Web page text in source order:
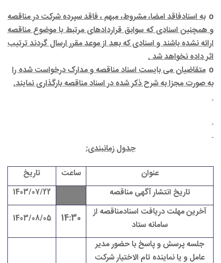
o به اسنادفاقد امضا، مشروط، مبهم ، فاقد سپرده شرکت در مناقصه
و همچنین اسنادی که سوابق قراردادهای مرتبط با موضوع مناقصه
ارائه نشده باشند و اسنادی که بعد از موعد مقرر ارسال گردند ترتیب
اثر داده نخواهد شد .
o متقاضیان می بایست اسناد مناقصه و مدارک درخواست شده را
به صورت مجزا به شرح ذکر شده در اسناد مناقصه بارگذاری نمایند.
جدول زمانبندی:
عنوان
ساعت
تاریخ
تاریخ انتشار آگهی مناقصه
1403/07/22
آخرین مهلت دریافت اسنادمناقصه از
سامانه ستاد
14:30
1403/08/05
جلسه پرسش و پاسخ با حضور مدیر
عامل و یا نماینده تام الاختیار شرکت